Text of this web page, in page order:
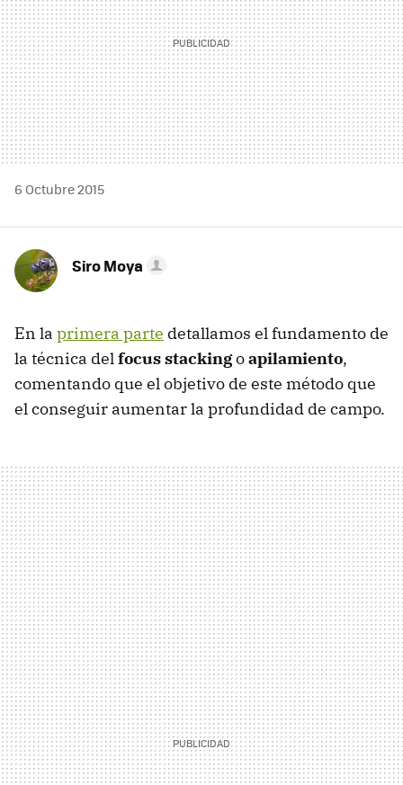
6 Octubre 2015
Siro Moya
En la primera parte detallamos el fundamento de
la técnica delfocus stackingoapilamiento,
comentando que el objetivo de este método que
el conseguir aumentar la profundidad de campo.